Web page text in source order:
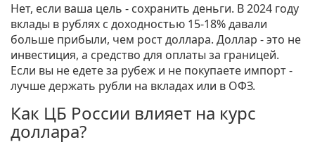
Нет, если ваша цель - сохранить деньги. В 2024 году
вклады в рублях с доходностью 15-18% давали
больше прибыли, чем рост доллара. Доллар - это не
инвестиция, а средство для оплаты за границей.
Если вы не едете за рубеж и не покупаете импорт -
лучше держать рубли на вкладах или в ОФЗ.
Как ЦБ России влияет на курс
доллара?